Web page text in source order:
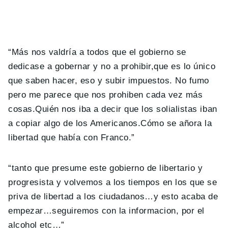
“Más nos valdría a todos que el gobierno se
dedicase a gobernar y no a prohibir,que es lo único
que saben hacer, eso y subir impuestos. No fumo
pero me parece que nos prohiben cada vez más
cosas.Quién nos iba a decir que los solialistas iban
a copiar algo de los Americanos.Cómo se añora la
libertad que había con Franco.”
“tanto que presume este gobierno de libertario y
progresista y volvemos a los tiempos en los que se
priva de libertad a los ciudadanos…y esto acaba de
empezar…seguiremos con la informacion, por el
alcohol etc…”